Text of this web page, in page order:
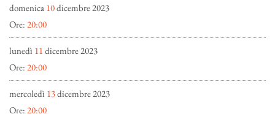
domenica 10dicembre 2023
Ore: 20:00
lunedì 11 dicembre 2023
Ore: 20:00
mercoledì 13dicembre 2023
Ore: 20:00